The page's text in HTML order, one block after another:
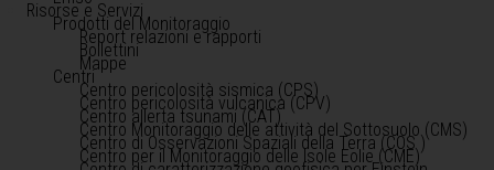
Risorse e Servizi
Prodotti del Monitoraggio
Report relazioni e rapporti
Bollettini
Mappe
Centri
Centro pericolosità sismica (CPS)
Centro pericolosità vulcanica (CPV)
Centro allerta tsunami (CAT)
Centro Monitoraggio delle attività del Sottosuolo (CMS)
Centro di Osservazioni Spaziali della Terra (COS )
Centro per il Monitoraggio delle Isole Eolie (CME)